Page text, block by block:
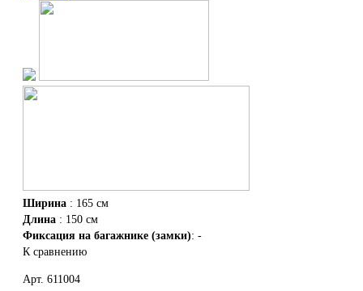
Ширина : 165 см
Длина : 150 см
Фиксация на багажнике (замки): -
К сравнению
Арт. 611004